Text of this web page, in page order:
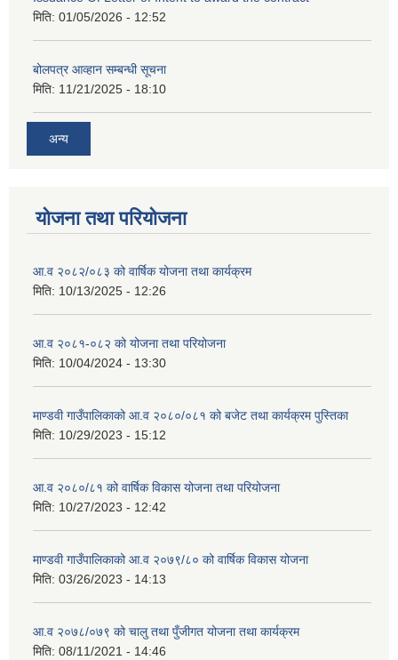
मिति: 01/05/2026 - 12:52
बोलपत्र आव्हान सम्बन्धी सूचना
मिति: 11/21/2025 - 18:10
अन्य
योजना तथा परियोजना
आ.व २०८२/०८३ को वार्षिक योजना तथा कार्यक्रम
मिति: 10/13/2025 - 12:26
आ.व २०८१-०८२ को योजना तथा परियोजना
मिति: 10/04/2024 - 13:30
माण्डवी गाउँपालिकाको आ.व २०८०/०८१ को बजेट तथा कार्यक्रम पुस्तिका
मिति: 10/29/2023 - 15:12
आ.व २०८०/८१ को वार्षिक विकास योजना तथा परियोजना
मिति: 10/27/2023 - 12:42
माण्डवी गाउँपालिकाको आ.व २०७९/८० को वार्षिक विकास योजना
मिति: 03/26/2023 - 14:13
आ.व २०७८/०७९ को चालु तथा पुँजीगत योजना तथा कार्यक्रम
मिति: 08/11/2021 - 14:46